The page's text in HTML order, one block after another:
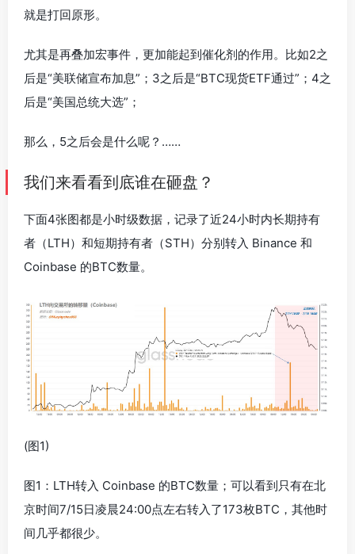
就是打回原形。
尤其是再叠加宏事件，更加能起到催化剂的作用。比如2之
后是“美联储宣布加息”；3之后是“BTC现货ETF通过”；4之
后是“美国总统大选”；
那么，5之后会是什么呢？……
我们来看看到底谁在砸盘？
下面4张图都是小时级数据，记录了近24小时内长期持有
者（LTH）和短期持有者（STH）分别转入 Binance 和
Coinbase 的BTC数量。
(图1)
图1：LTH转入 Coinbase 的BTC数量；可以看到只有在北
京时间7/15日凌晨24:00点左右转入了173枚BTC，其他时
间几乎都很少。